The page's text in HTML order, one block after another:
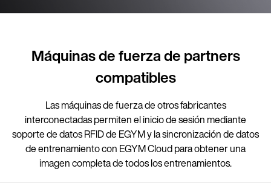
Máquinas de fuerza de partners
compatibles
Las máquinas de fuerza de otros fabricantes
interconectadas permiten el inicio de sesión mediante
soporte de datos RFID de EGYM y la sincronización de datos
de entrenamiento con EGYM Cloud para obtener una
imagen completa de todos los entrenamientos.